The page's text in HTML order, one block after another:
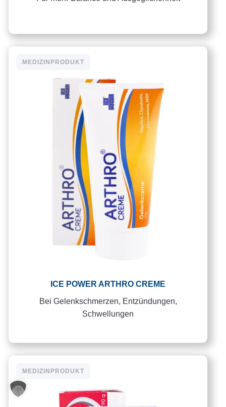
MEDIZINPRODUKT
ICE POWER ARTHRO CREME
Bei Gelenkschmerzen, Entzündungen,
Schwellungen
MEDIZINPRODUKT